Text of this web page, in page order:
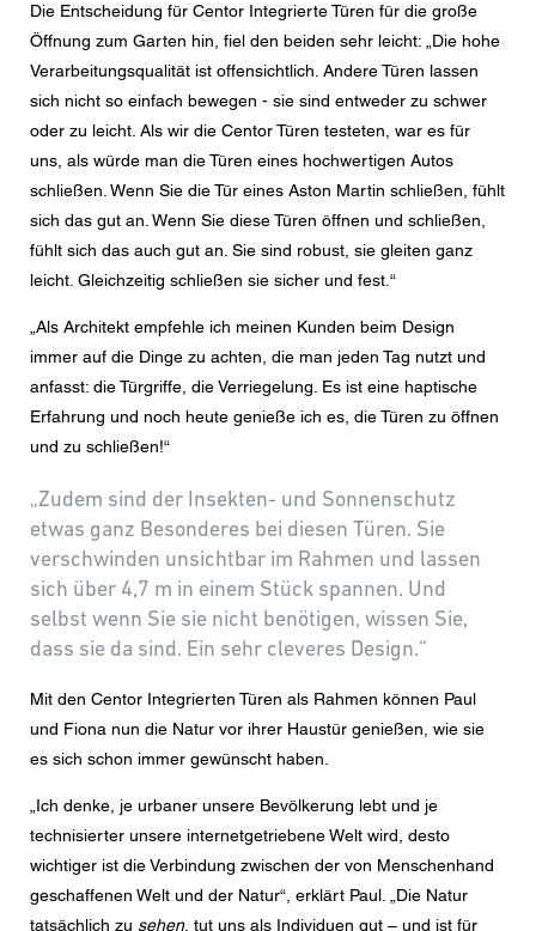
Die Entscheidung für Centor Integrierte Türen für die große
Öffnung zum Garten hin, fiel den beiden sehr leicht: „Die hohe
Verarbeitungsqualität ist offensichtlich. Andere Türen lassen
sich nicht so einfach bewegen - sie sind entweder zu schwer
oder zu leicht. Als wir die Centor Türen testeten, war es für
uns, als würde man die Türen eines hochwertigen Autos
schließen. Wenn Sie die Tür eines Aston Martin schließen, fühlt
sich das gut an. Wenn Sie diese Türen öffnen und schließen,
fühlt sich das auch gut an. Sie sind robust, sie gleiten ganz
leicht. Gleichzeitig schließen sie sicher und fest.“
„Als Architekt empfehle ich meinen Kunden beim Design
immer auf die Dinge zu achten, die man jeden Tag nutzt und
anfasst: die Türgriffe, die Verriegelung. Es ist eine haptische
Erfahrung und noch heute genieße ich es, die Türen zu öffnen
und zu schließen!“
„Zudem sind der Insekten- und Sonnenschutz
etwas ganz Besonderes bei diesen Türen. Sie
verschwinden unsichtbar im Rahmen und lassen
sich über 4,7 m in einem Stück spannen. Und
selbst wenn Sie sie nicht benötigen, wissen Sie,
dass sie da sind. Ein sehr cleveres Design.“
Mit den Centor Integrierten Türen als Rahmen können Paul
und Fiona nun die Natur vor ihrer Haustür genießen, wie sie
es sich schon immer gewünscht haben.
„Ich denke, je urbaner unsere Bevölkerung lebt und je
technisierter unsere internetgetriebene Welt wird, desto
wichtiger ist die Verbindung zwischen der von Menschenhand
geschaffenen Welt und der Natur“, erklärt Paul. „Die Natur
tatsächlich zu sehen, tut uns als Individuen gut – und ist für